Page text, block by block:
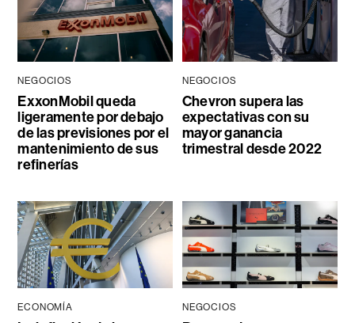
NEGOCIOS
ExxonMobil queda
ligeramente por debajo
de las previsiones por el
mantenimiento de sus
refinerías
NEGOCIOS
Chevron supera las
expectativas con su
mayor ganancia
trimestral desde 2022
ECONOMÍA NEGOCIOS